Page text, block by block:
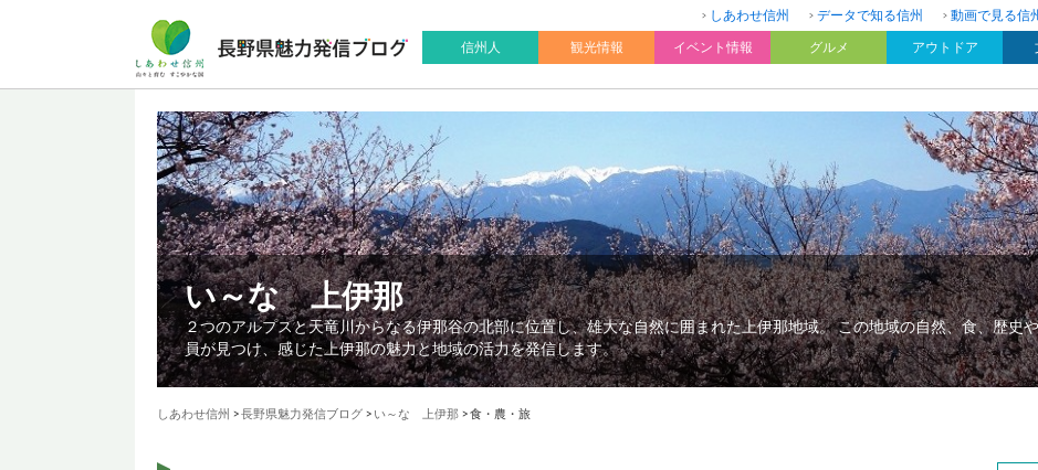
しあわせ信州 データで知る信州 動画で見る信
信州人
観光情報 イベント情報 グルメ アウトドア
い～な 上伊那
２つのアルプスと天竜川からなる伊那谷の北部に位置し、雄大な自然に囲まれた上伊那地域。 この地域の自然、食、歴史
員が見つけ、感じた上伊那の魅力と地域の活力を発信します。
しあわせ信州 >長野県魅力発信ブログ > い～な 上伊那 >食・農・旅